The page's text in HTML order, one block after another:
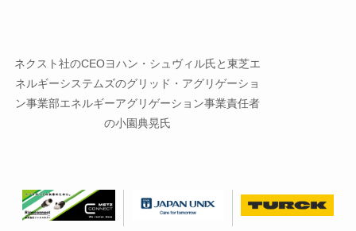
ネクスト社のCEOヨハン・シュヴィル氏と東芝エ
ネルギーシステムズのグリッド・アグリゲーショ
ン事業部エネルギーアグリゲーション事業責任者
の小園典晃氏